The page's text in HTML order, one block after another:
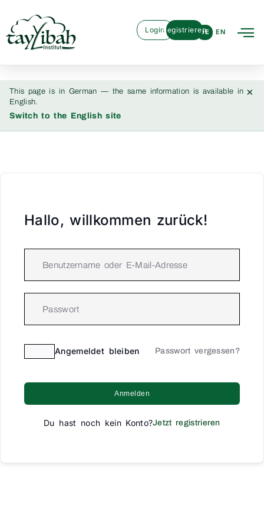
DE EN
LoginRegistrieren
This page is in German — the same information is available in
English.
Switch to the English site
×
Hallo, willkommen zurück!
Angemeldet bleiben Passwort vergessen?
Anmelden
Du hast noch kein Konto?Jetzt registrieren